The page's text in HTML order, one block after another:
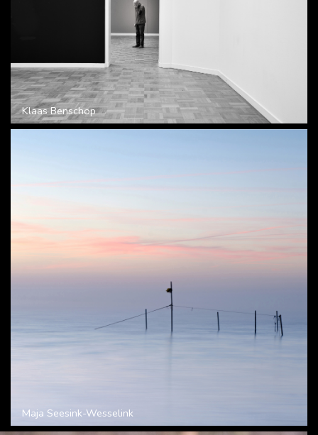
Klaas Benschop
Maja Seesink-Wesselink